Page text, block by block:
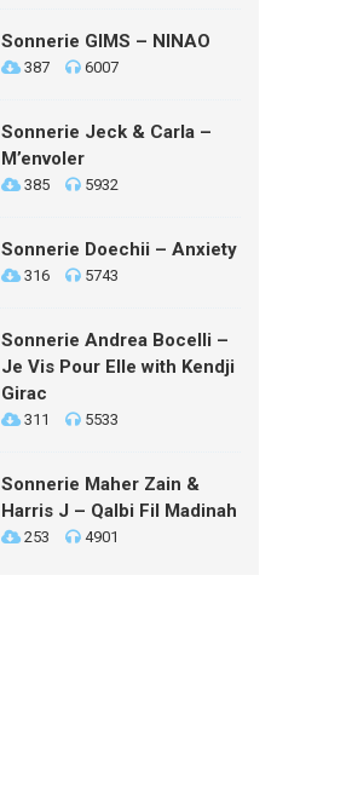
Sonnerie GIMS – NINAO
387 6007
Sonnerie Jeck & Carla –
M’envoler
385 5932
Sonnerie Doechii – Anxiety
316 5743
Sonnerie Andrea Bocelli –
Je Vis Pour Elle with Kendji
Girac
311 5533
Sonnerie Maher Zain &
Harris J – Qalbi Fil Madinah
253 4901